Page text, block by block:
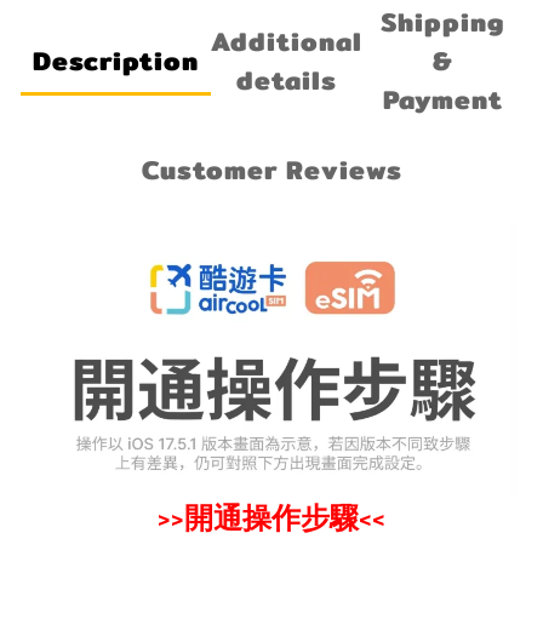
Description Additional
details
Shipping
&
Payment
Customer Reviews
>> 開通操作步驟<<